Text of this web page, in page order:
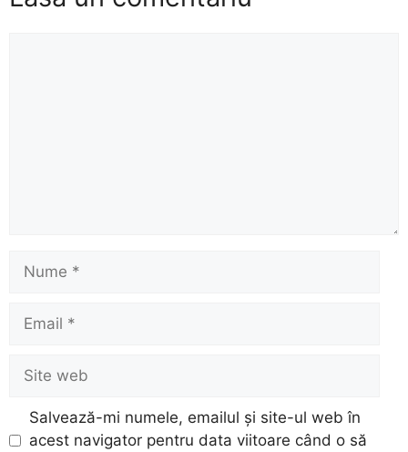
web
Salvează-mi numele, emailul și site-ul web în
acest navigator pentru data viitoare când o să